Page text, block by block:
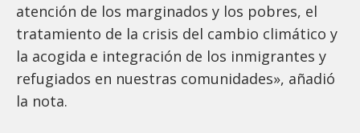
atención de los marginados y los pobres, el
tratamiento de la crisis del cambio climático y
la acogida e integración de los inmigrantes y
refugiados en nuestras comunidades», añadió
la nota.